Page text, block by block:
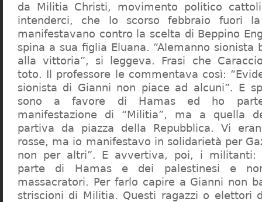
da Militia Christi, movimento politico
intenderci, che lo scorso febbraio fuori
manifestavano contro la scelta di Beppino
spina a sua figlia Eluana. “Alemanno sionista
alla vittoria”, si leggeva. Frasi che
toto. Il professore le commentava così:
sionista di Gianni non piace ad alcuni”. E
sono a favore di Hamas ed ho
manifestazione di “Militia”, ma a quella
partiva da piazza della Repubblica. Vi
rosse, ma io manifestavo in solidarietà per
non per altri”. E avvertiva, poi, i militanti:
parte di Hamas e dei palestinesi e
massacratori. Per farlo capire a Gianni non
striscioni di Militia. Questi ragazzi o elettori